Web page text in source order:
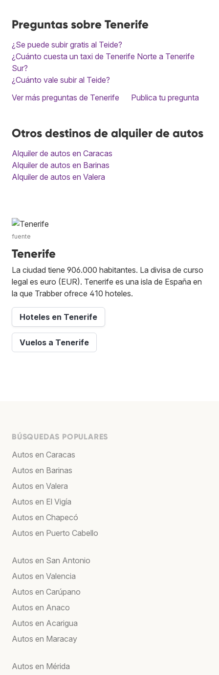
Preguntas sobre Tenerife
¿Se puede subir gratis al Teide?
¿Cuánto cuesta un taxi de Tenerife Norte a Tenerife
Sur?
¿Cuánto vale subir al Teide?
Ver más preguntas de Tenerife
Publica tu pregunta
Otros destinos de alquiler de autos
Alquiler de autos en Caracas
Alquiler de autos en Barinas
Alquiler de autos en Valera
fuente
Tenerife
La ciudad tiene 906.000 habitantes. La divisa de curso
legal es euro (EUR). Tenerife es una isla de España en
la que Trabber ofrece 410 hoteles.
Hoteles en Tenerife
Vuelos a Tenerife
BÚSQUEDAS POPULARES
Autos en Caracas
Autos en Barinas
Autos en Valera
Autos en El Vigía
Autos en Chapecó
Autos en Puerto Cabello
Autos en San Antonio
Autos en Valencia
Autos en Carúpano
Autos en Anaco
Autos en Acarigua
Autos en Maracay
Autos en Mérida